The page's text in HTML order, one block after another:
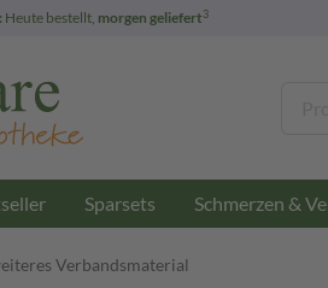
Heute bestellt, morgen geliefert3
Sparsets Schmerzen &
Verbandsmaterial